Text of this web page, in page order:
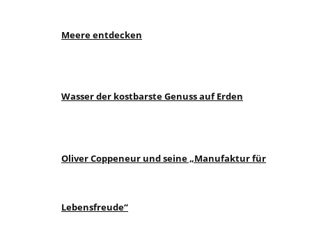
Meere entdecken
Wasser der kostbarste Genuss auf Erden
Oliver Coppeneur und seine „Manufaktur für
Lebensfreude“